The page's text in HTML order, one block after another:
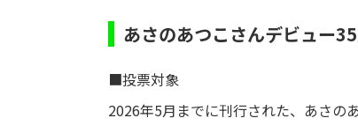
あさのあつこさんデビュー
■投票対象
2026年5月までに刊行された、あさの